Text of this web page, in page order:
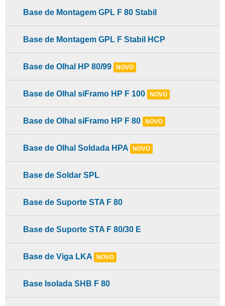
Base de Montagem GPL F 80 Stabil
Base de Montagem GPL F Stabil HCP
Base de Olhal HP 80/99 NOVO
Base de Olhal siFramo HP F 100 NOVO
Base de Olhal siFramo HP F 80 NOVO
Base de Olhal Soldada HPA NOVO
Base de Soldar SPL
Base de Suporte STA F 80
Base de Suporte STA F 80/30 E
Base de Viga LKA NOVO
Base Isolada SHB F 80